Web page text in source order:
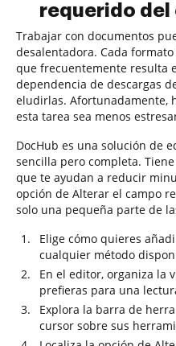
requerido
Trabajar con documentos
desalentadora. Cada
que frecuentemente resulta
dependencia de descargas
eludirlas. Afortunadamente,
esta tarea sea menos
DocHub es una solución de
sencilla pero completa.
que te ayudan a reducir
opción de Alterar el campo
solo una pequeña parte de
Elige cómo quieres
cualquier método
En el editor, organiza la
prefieras para una
Explora la barra de
cursor sobre sus